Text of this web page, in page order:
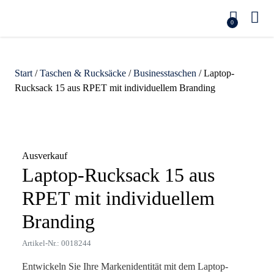
0
Start /Taschen & Rucksäcke /Businesstaschen / Laptop-
Rucksack 15 aus RPET mit individuellem Branding
Ausverkauf
Laptop-Rucksack 15 aus
RPET mit individuellem
Branding
Artikel-Nr.: 0018244
Entwickeln Sie Ihre Markenidentität mit dem Laptop-